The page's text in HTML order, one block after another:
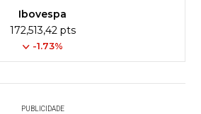
Ibovespa
172,513,42 pts
-1.73%
PUBLICIDADE